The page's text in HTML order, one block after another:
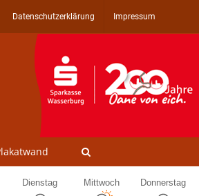
Datenschutzerklärung Impressum